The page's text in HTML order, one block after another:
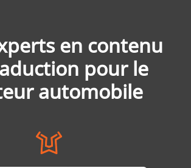
en contenu
pour le
automobile